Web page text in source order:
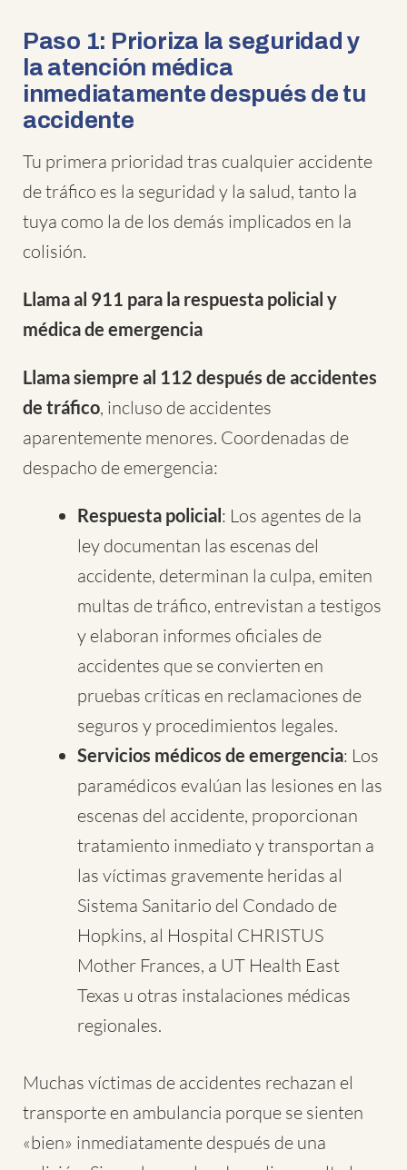
Paso 1: Prioriza la seguridad y
la atención médica
inmediatamente después de tu
accidente
Tu primera prioridad tras cualquier accidente
de tráfico es la seguridad y la salud, tanto la
tuya como la de los demás implicados en la
colisión.
Llama al 911 para la respuesta policial y
médica de emergencia
Llama siempre al 112 después de accidentes
de tráfico, incluso de accidentes
aparentemente menores. Coordenadas de
despacho de emergencia:
Respuesta policial: Los agentes de la
ley documentan las escenas del
accidente, determinan la culpa, emiten
multas de tráfico, entrevistan a testigos
y elaboran informes oficiales de
accidentes que se convierten en
pruebas críticas en reclamaciones de
seguros y procedimientos legales.
Servicios médicos de emergencia: Los
paramédicos evalúan las lesiones en las
escenas del accidente, proporcionan
tratamiento inmediato y transportan a
las víctimas gravemente heridas al
Sistema Sanitario del Condado de
Hopkins, al Hospital CHRISTUS
Mother Frances, a UT Health East
Texas u otras instalaciones médicas
regionales.
Muchas víctimas de accidentes rechazan el
transporte en ambulancia porque se sienten
«bien» inmediatamente después de una